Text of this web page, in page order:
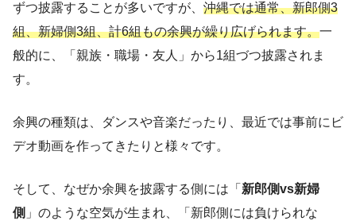
ずつ披露することが多いですが、 沖縄では通常、新郎側3
組、新婦側3組、計6組もの余興が繰り広げられます。一
般的に、「親族・職場・友人」から1組づつ披露されま
す。
余興の種類は、ダンスや音楽だったり、最近では事前にビ
デオ動画を作ってきたりと様々です。
そして、なぜか余興を披露する側には「 新郎側vs新婦
側 」のような空気が生まれ、「新郎側には負けられな